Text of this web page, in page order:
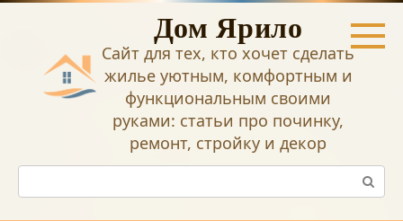
Перейти
Дом Ярило
Сайт для тех, кто хочет сделать
жилье уютным, комфортным и
функциональным своими
руками: статьи про починку,
ремонт, стройку и декор
Поиск: